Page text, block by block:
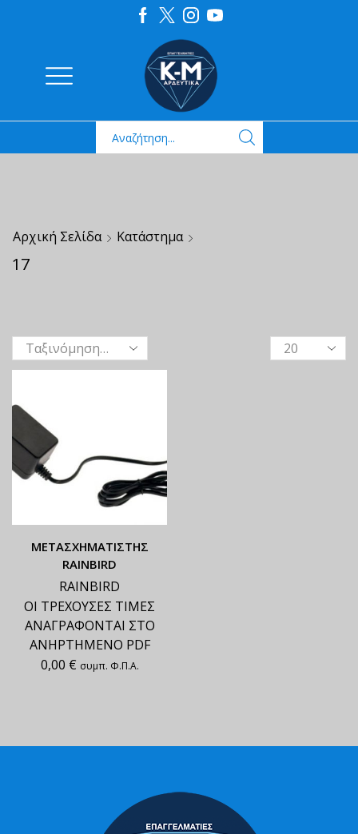
Αρχική Σελίδα Κατάστημα
17
ΜΕΤΑΣΧΗΜΑΤΙΣΤΗΣ
RAINBIRD
RAINBIRD
ΟΙ ΤΡΕΧΟΥΣΕΣ ΤΙΜΕΣ
ΑΝΑΓΡΑΦΟΝΤΑΙ ΣΤΟ
ΑΝΗΡΤΗΜΕΝΟ PDF
0,00 € συμπ. Φ.Π.Α.